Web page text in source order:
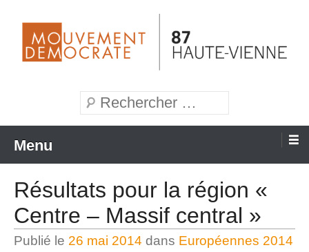
contenu
Recherche
Menu
Résultats pour la région «
Centre – Massif central »
Publié le 26 mai 2014 dans Européennes 2014